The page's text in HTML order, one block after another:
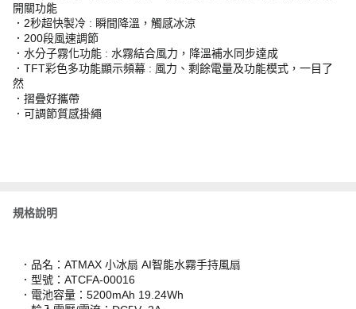
開關功能
．2秒超快製冷 : 瞬間降溫，觸感冰涼
．200段風速調節
．水分子霧化功能 : 水霧結合風力，降溫補水同步達成
．TFT彩色多功能顯示頻幕 : 風力、剩餘電量及功能模式，一目了
然
．摺疊好攜帶
．可調節質感掛繩
規格說明
．品名：ATMAX 小冰扇 AI智能水霧手持風扇
．型號：ATCFA-00016
．電池容量：5200mAh 19.24Wh